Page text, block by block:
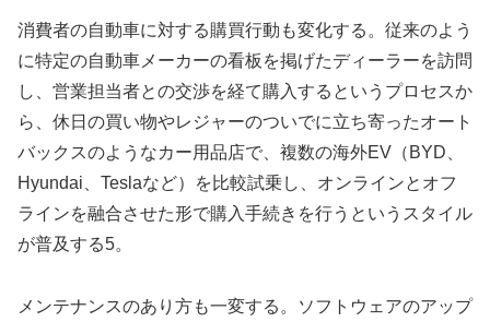
消費者の自動車に対する購買行動も変化する。従来のよう
に特定の自動車メーカーの看板を掲げたディーラーを訪問
し、営業担当者との交渉を経て購入するというプロセスか
ら、休日の買い物やレジャーのついでに立ち寄ったオート
バックスのようなカー用品店で、複数の海外EV（BYD、
Hyundai、Teslaなど）を比較試乗し、オンラインとオフ
ラインを融合させた形で購入手続きを行うというスタイル
が普及する5。
メンテナンスのあり方も一変する。ソフトウェアのアップ